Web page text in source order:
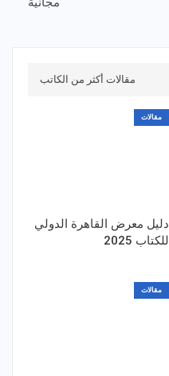
مقالات أكثر من الكاتب
مقالات
دليل معرض القاهرة الدولي
للكتاب 2025
مقالات